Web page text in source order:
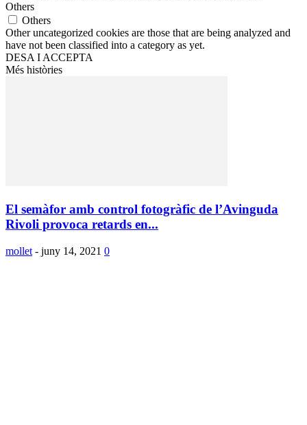
Others
Others
Other uncategorized cookies are those that are being analyzed and
have not been classified into a category as yet.
DESA I ACCEPTA
Més històries
El semàfor amb control fotogràfic de l’Avinguda
Rivoli provoca retards en...
mollet - juny 14, 2021 0